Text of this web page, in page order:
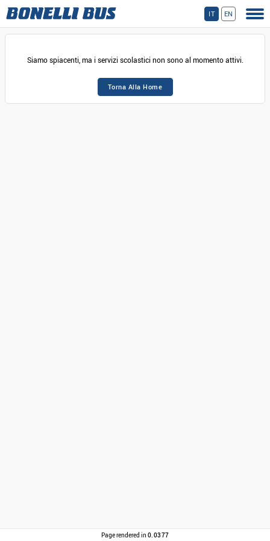
IT EN
Siamo spiacenti, ma i servizi scolastici non sono al momento attivi.
Torna Alla Home
Page rendered in 0.0377